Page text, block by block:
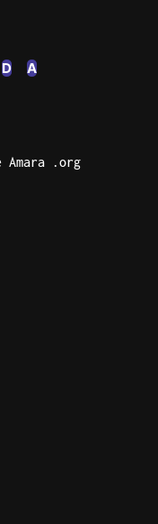
D A
.org